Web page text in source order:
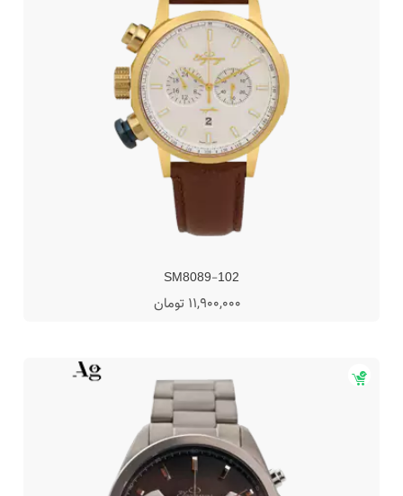
SM8089-102
11,900,000 تومان